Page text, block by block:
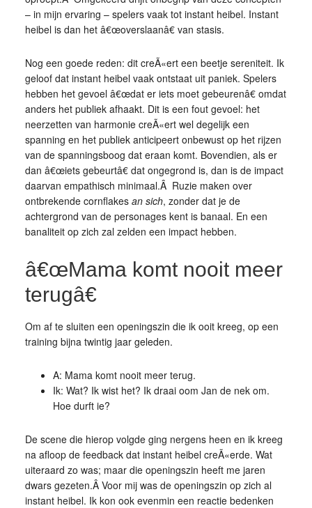
– in mijn ervaring – spelers vaak tot instant heibel. Instant
heibel is dan het â€œoverslaanâ€ van stasis.
Nog een goede reden: dit creÃ«ert een beetje sereniteit. Ik
geloof dat instant heibel vaak ontstaat uit paniek. Spelers
hebben het gevoel â€œdat er iets moet gebeurenâ€ omdat
anders het publiek afhaakt. Dit is een fout gevoel: het
neerzetten van harmonie creÃ«ert wel degelijk een
spanning en het publiek anticipeert onbewust op het rijzen
van de spanningsboog dat eraan komt. Bovendien, als er
dan â€œiets gebeurtâ€ dat ongegrond is, dan is de impact
daarvan empathisch minimaal.Â Ruzie maken over
ontbrekende cornflakes an sich, zonder dat je de
achtergrond van de personages kent is banaal. En een
banaliteit op zich zal zelden een impact hebben.
â€œMama komt nooit meer
terugâ€
Om af te sluiten een openingszin die ik ooit kreeg, op een
training bijna twintig jaar geleden.
A: Mama komt nooit meer terug.
Ik: Wat? Ik wist het? Ik draai oom Jan de nek om.
Hoe durft ie?
De scene die hierop volgde ging nergens heen en ik kreeg
na afloop de feedback dat instant heibel creÃ«erde. Wat
uiteraard zo was; maar die openingszin heeft me jaren
dwars gezeten.Â Voor mij was de openingszin op zich al
instant heibel. Ik kon ook evenmin een reactie bedenken